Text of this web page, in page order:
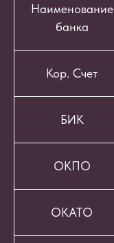
Наименование
банка
Кор. Счет
БИК
ОКПО
ОКАТО